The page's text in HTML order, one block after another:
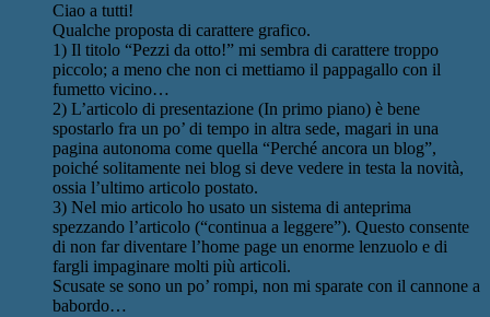
Ciao a tutti!
Qualche proposta di carattere grafico.
1) Il titolo “Pezzi da otto!” mi sembra di carattere troppo
piccolo; a meno che non ci mettiamo il pappagallo con il
fumetto vicino…
2) L’articolo di presentazione (In primo piano) è bene
spostarlo fra un po’ di tempo in altra sede, magari in una
pagina autonoma come quella “Perché ancora un blog”,
poiché solitamente nei blog si deve vedere in testa la novità,
ossia l’ultimo articolo postato.
3) Nel mio articolo ho usato un sistema di anteprima
spezzando l’articolo (“continua a leggere”). Questo consente
di non far diventare l’home page un enorme lenzuolo e di
fargli impaginare molti più articoli.
Scusate se sono un po’ rompi, non mi sparate con il cannone a
babordo…